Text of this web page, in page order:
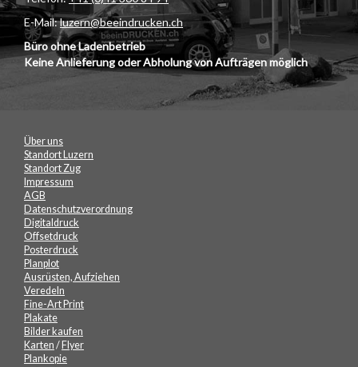
E-Mail:luzern@beeindrucken.ch
Büro ohne Ladenbetrieb
Keine Anlieferung oder Abholung von Aufträgen möglich
Über uns
Standort Luzern
Standort Zug
Impressum
AGB
Datenschutzverordnung
Digitaldruck
Offsetdruck
Posterdruck
Planplot
Ausrüsten, Aufziehen
Veredeln
Fine-Art Print
Plakate
Bilder kaufen
Karten /Flyer
Plankopie